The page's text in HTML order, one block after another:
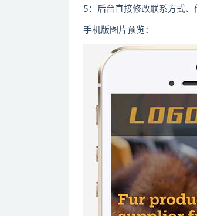
5：后台直接修改联系方式、
手机版图片预览：